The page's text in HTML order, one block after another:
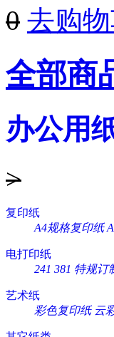
0 去购
全部商
办公用
>
复印纸
A4规格复印纸
电打印纸
241 381 特规订
艺术纸
彩色复印纸 云